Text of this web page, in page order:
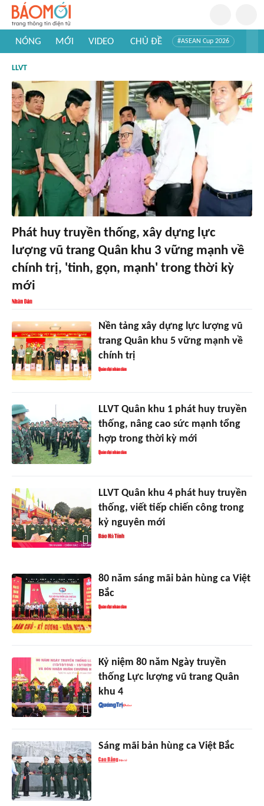
NÓNG MỚI VIDEO CHỦ ĐỀ #ASEAN Cup 2026
#Khám phá thế giới
LLVT
Phát huy truyền thống, xây dựng lực
lượng vũ trang Quân khu 3 vững mạnh về
chính trị, 'tinh, gọn, mạnh' trong thời kỳ
mới
Nền tảng xây dựng lực lượng vũ
trang Quân khu 5 vững mạnh về
chính trị
LLVT Quân khu 1 phát huy truyền
thống, nâng cao sức mạnh tổng
hợp trong thời kỳ mới
LLVT Quân khu 4 phát huy truyền
thống, viết tiếp chiến công trong
kỷ nguyên mới
80 năm sáng mãi bản hùng ca Việt
Bắc
Kỷ niệm 80 năm Ngày truyền
thống Lực lượng vũ trang Quân
khu 4
Sáng mãi bản hùng ca Việt Bắc